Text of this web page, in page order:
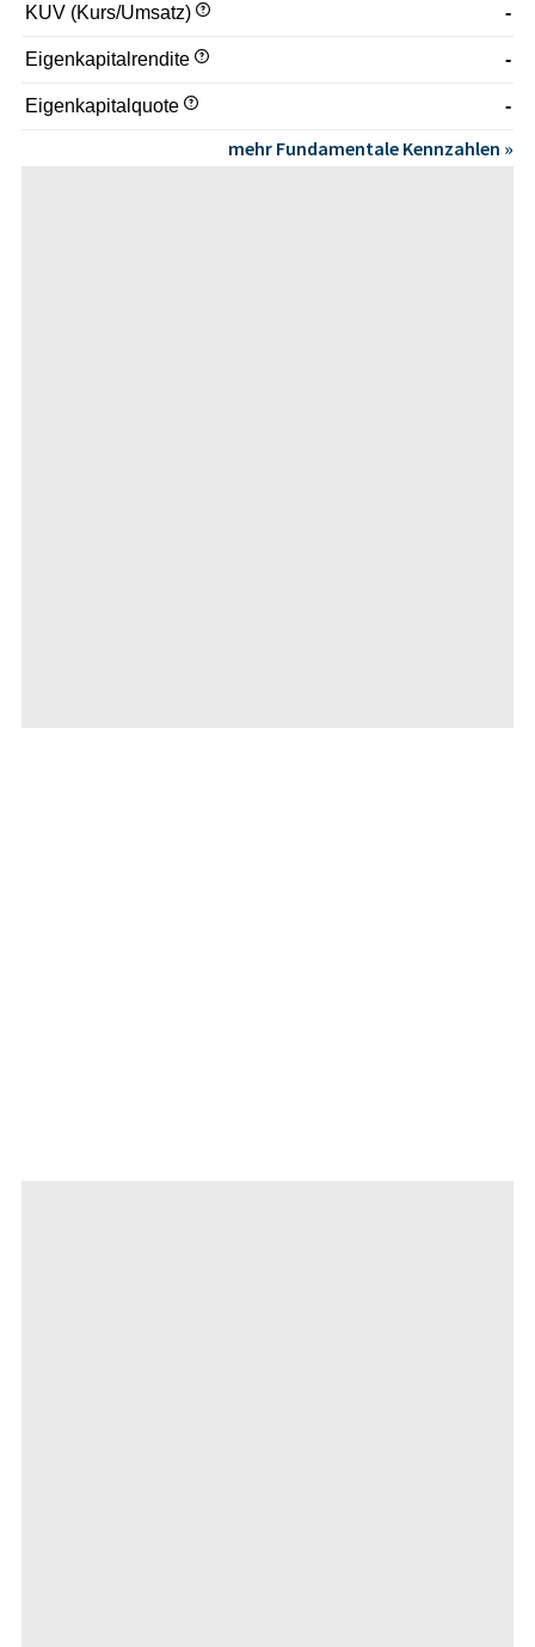
KUV (Kurs/Umsatz) -
Eigenkapitalrendite -
Eigenkapitalquote -
mehr Fundamentale Kennzahlen »